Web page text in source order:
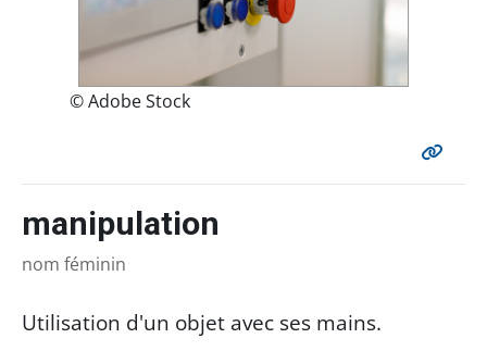
© Adobe Stock
manipulation
nom féminin
Utilisation d'un objet avec ses mains.